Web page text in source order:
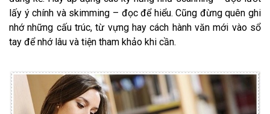
lấy ý chính và skimming – đọc để hiểu. Cũng đừng quên ghi
nhớ những cấu trúc, từ vựng hay cách hành văn mới vào sổ
tay để nhớ lâu và tiện tham khảo khi cần.